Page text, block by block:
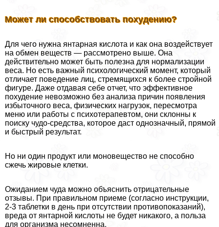
Может ли способствовать похудению?
Для чего нужна янтарная кислота и как она воздействует
на обмен веществ — рассмотрено выше. Она
действительно может быть полезна для нормализации
веса. Но есть важный психологический момент, который
отличает поведение лиц, стремящихся к более стройной
фигуре. Даже отдавая себе отчет, что эффективное
похудение невозможно без анализа причин появления
избыточного веса, физических нагрузок, пересмотра
меню или работы с психотерапевтом, они склонны к
поиску чудо-средства, которое даст однозначный, прямой
и быстрый результат.
Но ни один продукт или моновещество не способно
сжечь жировые клетки.
Ожиданием чуда можно объяснить отрицательные
отзывы. При правильном приеме (согласно инструкции,
2-3 таблетки в день при отсутствии противопоказаний),
вреда от янтарной кислоты не будет никакого, а польза
для организма несомненна.